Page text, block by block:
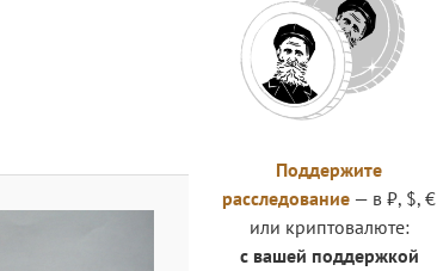
Поддержите
расследование — в ₽, $, €
или криптовалюте:
с вашей поддержкой